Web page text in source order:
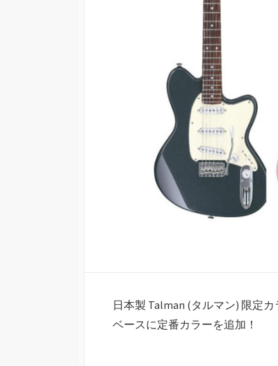
日本製 Talman (タルマン) 限定
ベースに定番カラーを追加！